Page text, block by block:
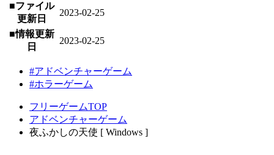
■ファイル
更新日
2023-02-25
■情報更新
日
2023-02-25
#アドベンチャーゲーム
#ホラーゲーム
フリーゲームTOP
アドベンチャーゲーム
夜ふかしの天使 [ Windows ]